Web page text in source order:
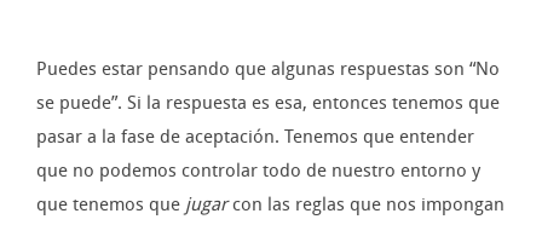
Puedes estar pensando que algunas respuestas son “No
se puede”. Si la respuesta es esa, entonces tenemos que
pasar a la fase de aceptación. Tenemos que entender
que no podemos controlar todo de nuestro entorno y
que tenemos que jugarcon las reglas que nos impongan